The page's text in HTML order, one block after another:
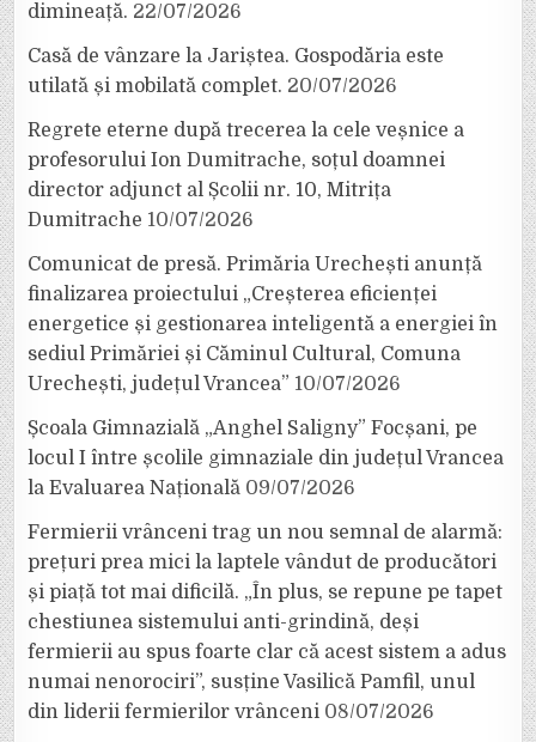
dimineață. 22/07/2026
Casă de vânzare la Jariștea. Gospodăria este
utilată și mobilată complet. 20/07/2026
Regrete eterne după trecerea la cele veșnice a
profesorului Ion Dumitrache, soțul doamnei
director adjunct al Școlii nr. 10, Mitrița
Dumitrache 10/07/2026
Comunicat de presă. Primăria Urechești anunță
finalizarea proiectului „Creșterea eficienței
energetice și gestionarea inteligentă a energiei în
sediul Primăriei și Căminul Cultural, Comuna
Urechești, județul Vrancea” 10/07/2026
Școala Gimnazială „Anghel Saligny” Focșani, pe
locul I între școlile gimnaziale din județul Vrancea
la Evaluarea Națională 09/07/2026
Fermierii vrânceni trag un nou semnal de alarmă:
prețuri prea mici la laptele vândut de producători
și piață tot mai dificilă. „În plus, se repune pe tapet
chestiunea sistemului anti-grindină, deși
fermierii au spus foarte clar că acest sistem a adus
numai nenorociri”, susține Vasilică Pamfil, unul
din liderii fermierilor vrânceni 08/07/2026